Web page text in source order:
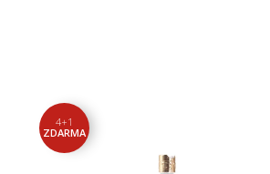
4+1
ZDARMA